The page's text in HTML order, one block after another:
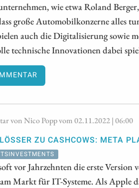
wie etwa Roland
große Automobilkonzerne alles
auch die Digitalisierung sowie
technische Innovationen dabei
von Nico Popp vom 02.11.2022 | 06:00
ZU CASHCOWS: META
vor Jahrzehnten die erste
Markt für IT-Systeme. Als Apple